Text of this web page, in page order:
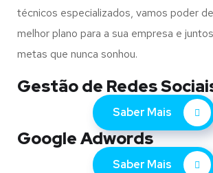
técnicos especializados, vamos poder
melhor plano para a sua empresa e
metas que nunca sonhou.
Gestão de Redes
Saber Mais
Google Adwords
Saber Mais